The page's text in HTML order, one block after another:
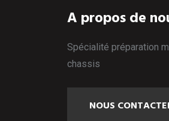
A propos de
Spécialité préparation
chassis
NOUS